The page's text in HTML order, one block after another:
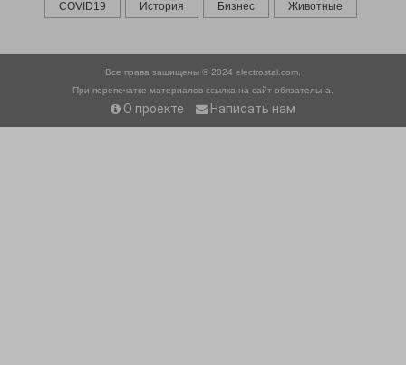
COVID19 История Бизнес Животные
Все права защищены © 2024 electrostal.com.
При перепечатке материалов ссылка на сайт обязательна.
О проекте Написать нам